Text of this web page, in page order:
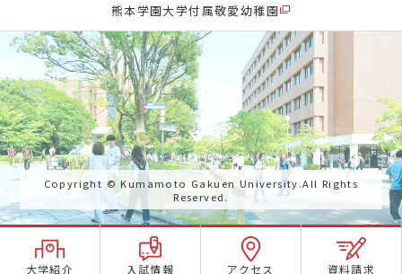
大学紹介 入試情報 アクセス 資料請求
熊本学園大学付属敬愛幼稚園
Copyright © Kumamoto Gakuen University.All Rights
Reserved.